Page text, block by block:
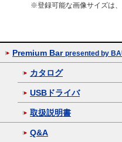
※登録可能な画像サイズは
Premium Bar presented by
カタログ
USBドライバ
取扱説明書
Q&A